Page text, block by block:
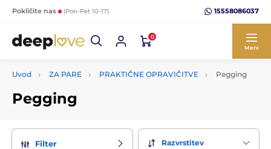
Pokličite nas (Pon-Pet 10-17) 15558086037
0
Meni
Uvod ZA PARE PRAKTIČNE OPRAVIČITVE Pegging
Pegging
Filter Razvrstitev